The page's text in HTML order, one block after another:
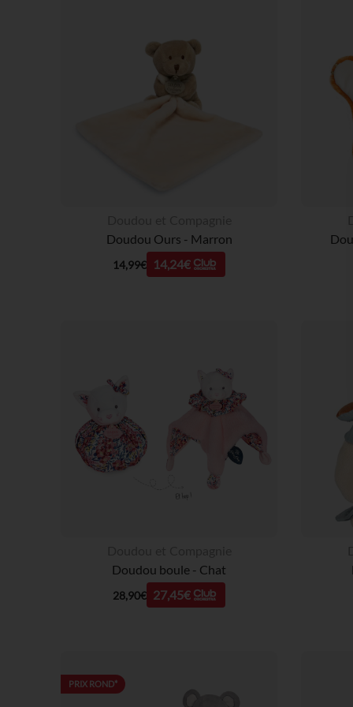
Doudou Ours - Marron
14,99€ 14,24€
Doudou boule - Chat
28,90€ 27,45€
PRIX ROND*